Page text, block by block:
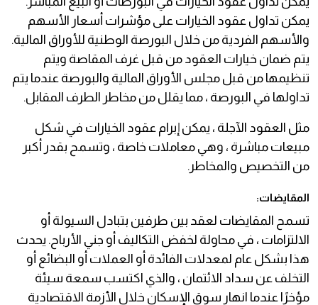
يمكن تداول عقود الخيارات على مؤشرات أسعار الأسهم
والأسهم الفردية من خلال البورصة الوطنية للأوراق المالية.
يتم ضمان خيارات العقود من قبل غرف المقاصة ويتم
تنظيمها من قبل مجلس الأوراق المالية والبورصة عندما يتم
تداولها في البورصة ، مما يقلل من مخاطر الطرف المقابل.
مثل العقود الآجلة ، يمكن إبرام عقود الخيارات في شكل
مبيعات مباشرة ، وهي معاملات خاصة ، وتسمح بقدر أكبر
من التخصيص والمخاطر.
المقايضات:
تسمح المقايضات لعقد بين طرفين بتبادل السيولة أو
الالتزامات ، في محاولة لخفض التكاليف أو جني الأرباح. يحدث
هذا بشكل عام لمعدلات الفائدة أو العملات أو البضائع أو
التخلف عن سداد الائتمان ، والذي اكتسب سمعة سيئة
مؤخرًا عندما انهار سوق الإسكان خلال الأزمة الاقتصادية